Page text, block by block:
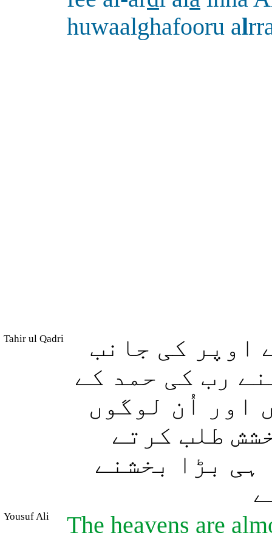
huwaalghafooru al
Tahir ul Qadri
اوپر کی جانب
رب کی حمد کے
اور اُن لوگوں
طلب کرتے
ہی بڑا بخشنے
Yousuf Ali
The heavens are